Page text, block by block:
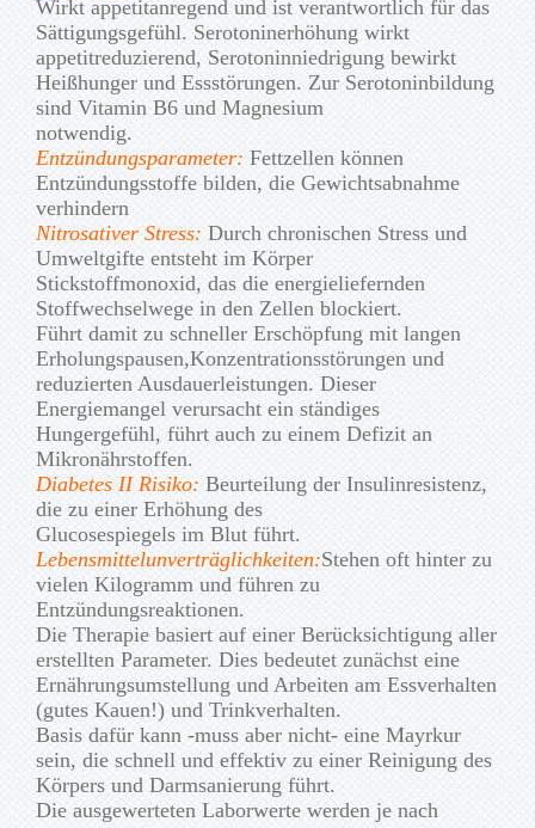
Wirkt appetitanregend und ist verantwortlich für das
Sättigungsgefühl. Serotoninerhöhung wirkt
appetitreduzierend, Serotoninniedrigung bewirkt
Heißhunger und Essstörungen. Zur Serotoninbildung
sind Vitamin B6 und Magnesium
notwendig.
Entzündungsparameter: Fettzellen können
Entzündungsstoffe bilden, die Gewichtsabnahme
verhindern
Nitrosativer Stress: Durch chronischen Stress und
Umweltgifte entsteht im Körper
Stickstoffmonoxid, das die energieliefernden
Stoffwechselwege in den Zellen blockiert.
Führt damit zu schneller Erschöpfung mit langen
Erholungspausen,Konzentrationsstörungen und
reduzierten Ausdauerleistungen. Dieser
Energiemangel verursacht ein ständiges
Hungergefühl, führt auch zu einem Defizit an
Mikronährstoffen.
Diabetes II Risiko: Beurteilung der Insulinresistenz,
die zu einer Erhöhung des
Glucosespiegels im Blut führt.
Lebensmittelunverträglichkeiten:Stehen oft hinter zu
vielen Kilogramm und führen zu
Entzündungsreaktionen.
Die Therapie basiert auf einer Berücksichtigung aller
erstellten Parameter. Dies bedeutet zunächst eine
Ernährungsumstellung und Arbeiten am Essverhalten
(gutes Kauen!) und Trinkverhalten.
Basis dafür kann -muss aber nicht- eine Mayrkur
sein, die schnell und effektiv zu einer Reinigung des
Körpers und Darmsanierung führt.
Die ausgewerteten Laborwerte werden je nach